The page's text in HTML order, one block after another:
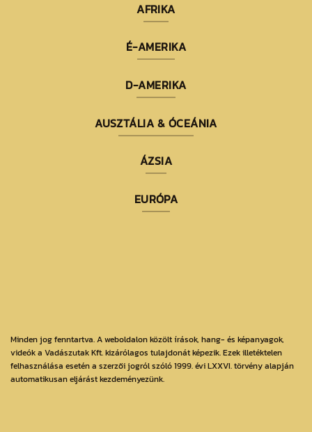
AFRIKA
É-AMERIKA
D-AMERIKA
AUSZTÁLIA & ÓCEÁNIA
ÁZSIA
EURÓPA
Minden jog fenntartva. A weboldalon közölt írások, hang- és képanyagok,
videók a Vadászutak Kft. kizárólagos tulajdonát képezik. Ezek illetéktelen
felhasználása esetén a szerzői jogról szóló 1999. évi LXXVI. törvény alapján
automatikusan eljárást kezdeményezünk.